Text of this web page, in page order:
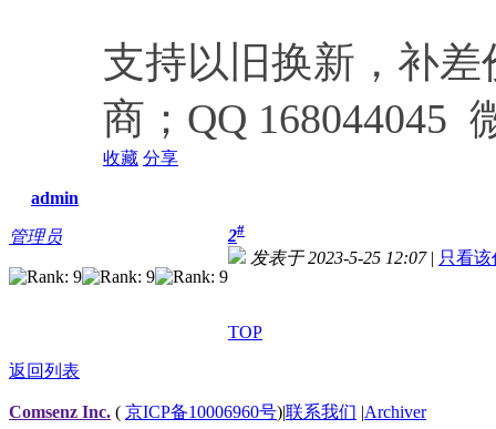
支持以旧换新，补
商；QQ 168044045
收藏 分享
admin
管理员 2#
发表于 2023-5-25 12:07| 只看该
TOP
返回列表
Comsenz Inc. ( 京ICP备10006960号)|联系我们 |Archiver